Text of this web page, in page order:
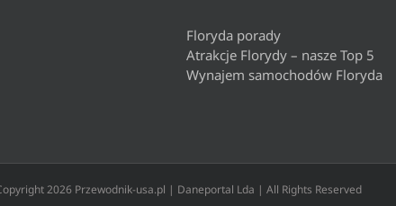
Floryda porady
Atrakcje Florydy – nasze Top 5
Wynajem samochodów Floryda
2026 Przewodnik-usa.pl | Daneportal Lda | All Rights Reserved